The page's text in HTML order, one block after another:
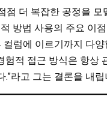
점 더 복잡한 공정을
방법 사용의 주요 이
럼에 이르기까지 다
적 접근 방식은 항상
라고 그는 결론을 내립